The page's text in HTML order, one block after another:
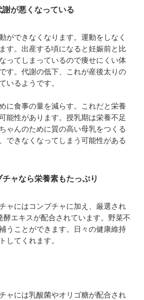
が悪くなっている
ができなくなります。運動をしなく
す。出産する頃になると妊娠前と比
ってしまっているので痩せにくい体
す。代謝の低下、これが産後太りの
いるようです。
に食事の量を減らす。これだと栄養
能性があります。授乳期は栄養不足
ゃんのために質の高い母乳をつくる
できなくなってしまう可能性がある
ャなら栄養素もたっぷり
ャにはコンブチャに加え、厳選され
酵エキスが配合されています。野菜不
うことができます。日々の健康維持
してくれます。
ャには乳酸菌やオリゴ糖が配合され